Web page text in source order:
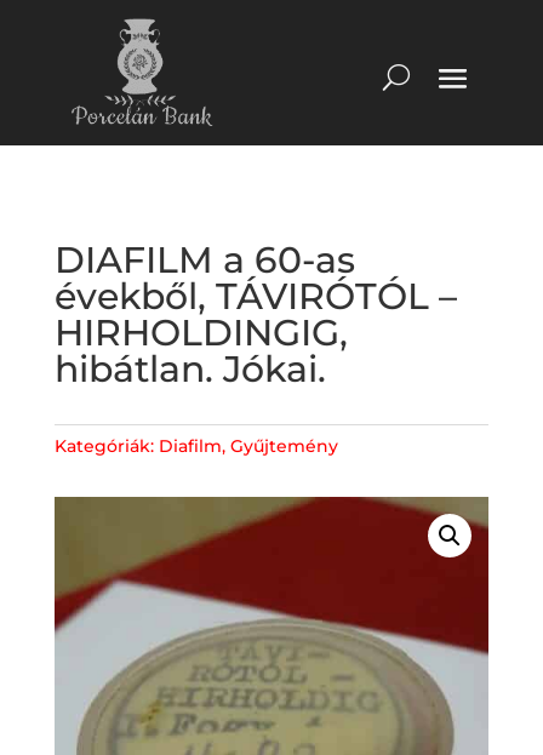
DIAFILM a 60-as
évekből, TÁVIRÓTÓL –
HIRHOLDINGIG,
hibátlan. Jókai.
Kategóriák: Diafilm, Gyűjtemény